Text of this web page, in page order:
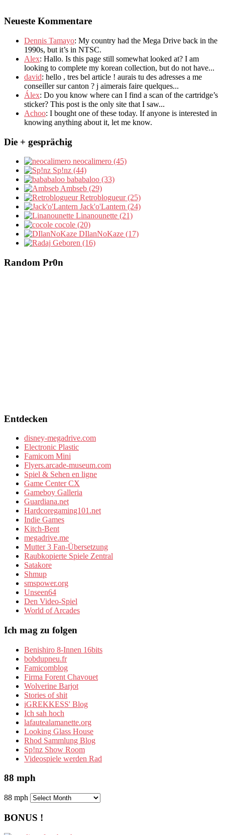
Neueste Kommentare
Dennis Tamayo: My country had the Mega Drive back in the
1990s, but it’s in NTSC.
Alex: Hallo. Is this page still somewhat looked at? I am
looking to complete my korean collection, but do not have...
david: hello , tres bel article ! aurais tu des adresses a me
conseiller sur canton ? j aimerais faire quelques...
Álex: Do you know where can I find a scan of the cartridge’s
sticker? This post is the only site that I saw...
Achoo: I bought one of these today. If anyone is interested in
knowing anything about it, let me know.
Die + gesprächig
neocalimero (45)
Sp!nz (44)
bababaloo (33)
Ambseb (29)
Retroblogueur (25)
Jack'o'Lantern (24)
Linanounette (21)
cocole (20)
DIlanNoKaze (17)
Geboren (16)
Random Pr0n
Entdecken
disney-megadrive.com
Electronic Plastic
Famicom Mini
Flyers.arcade-museum.com
Spiel & Sehen en ligne
Game Center CX
Gameboy Galleria
Guardiana.net
Hardcoregaming101.net
Indie Games
Kitch-Bent
megadrive.me
Mutter 3 Fan-Übersetzung
Raubkopierte Spiele Zentral
Satakore
Shmup
smspower.org
Unseen64
Den Video-Spiel
World of Arcades
Ich mag zu folgen
Benishiro 8-Innen 16bits
bobdupneu.fr
Famicomblog
Firma Forent Chavouet
Wolverine Barjot
Stories of shit
iGREKKESS' Blog
Ich sah hoch
lafautealamanette.org
Looking Glass House
Rhod Sammlung Blog
Sp!nz Show Room
Videospiele werden Rad
88 mph
88 mph
BONUS !